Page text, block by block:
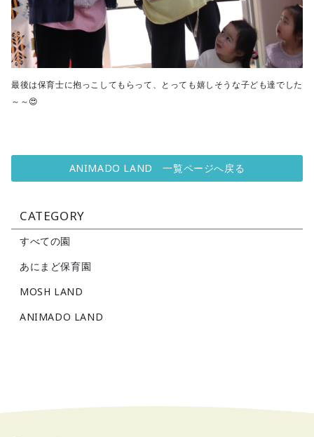
最後は保育士に抱っこしてもらって、とっても嬉しそうな子ども達でした
～～😍
ANIMADO LAND 一覧ページへ戻る
CATEGORY
すべての園
あにまど保育園
MOSH LAND
ANIMADO LAND